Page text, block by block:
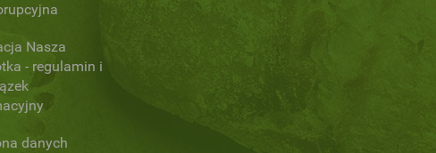
Nasza
- regulamin i
danych